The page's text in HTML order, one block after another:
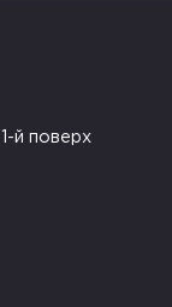
й поверх